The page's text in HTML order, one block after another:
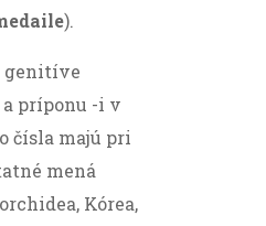
).
genitíve
príponu -i v
čísla majú pri
mená
Kórea,